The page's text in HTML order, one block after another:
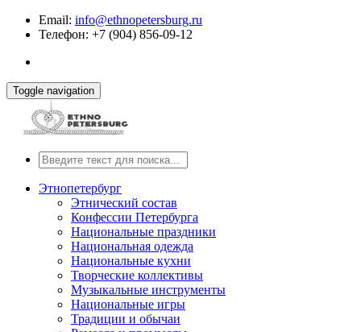
Email: info@ethnopetersburg.ru
Телефон: +7 (904) 856-09-12
Toggle navigation
Этнопетербург
Этнический состав
Конфессии Петербурга
Национальные праздники
Национальная одежда
Национальные кухни
Творческие коллективы
Музыкальные инструменты
Национальные игры
Традиции и обычаи